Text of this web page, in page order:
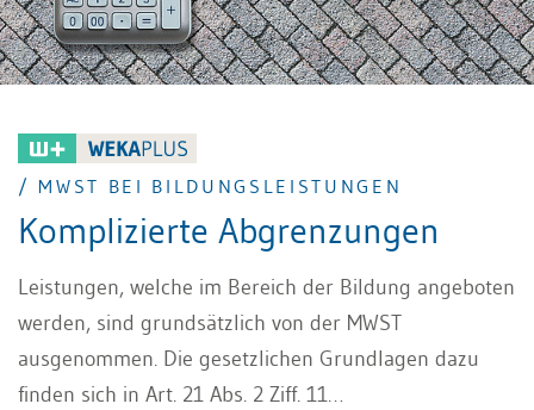
/ MWST BEI BILDUNGSLEISTUNGEN
Komplizierte Abgrenzungen
Leistungen, welche im Bereich der Bildung angeboten
werden, sind grundsätzlich von der MWST
ausgenommen. Die gesetzlichen Grundlagen dazu
finden sich in Art. 21 Abs. 2 Ziff. 11